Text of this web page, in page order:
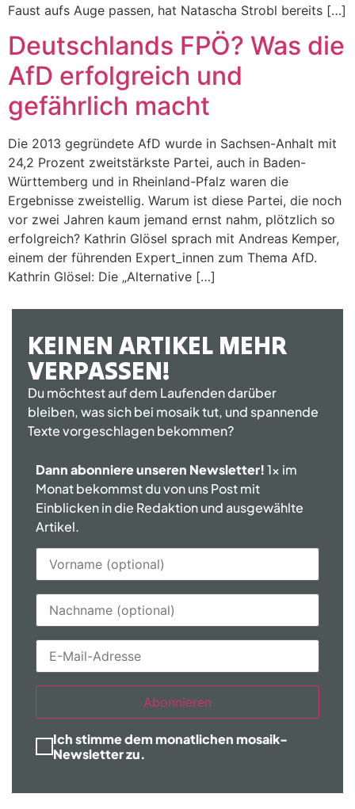
Faust aufs Auge passen, hat Natascha Strobl bereits […]
Deutschlands FPÖ? Was die
AfD erfolgreich und
gefährlich macht
Die 2013 gegründete AfD wurde in Sachsen-Anhalt mit
24,2 Prozent zweitstärkste Partei, auch in Baden-
Württemberg und in Rheinland-Pfalz waren die
Ergebnisse zweistellig. Warum ist diese Partei, die noch
vor zwei Jahren kaum jemand ernst nahm, plötzlich so
erfolgreich? Kathrin Glösel sprach mit Andreas Kemper,
einem der führenden Expert_innen zum Thema AfD.
Kathrin Glösel: Die „Alternative […]
KEINEN ARTIKEL MEHR
VERPASSEN!
Du möchtest auf dem Laufenden darüber
bleiben, was sich bei mosaik tut, und spannende
Texte vorgeschlagen bekommen?
Dann abonniere unseren Newsletter!1x im
Monat bekommst du von uns Post mit
Einblicken in die Redaktion und ausgewählte
Artikel.
Abonnieren
Ich stimme dem monatlichen mosaik-
Newsletter zu.